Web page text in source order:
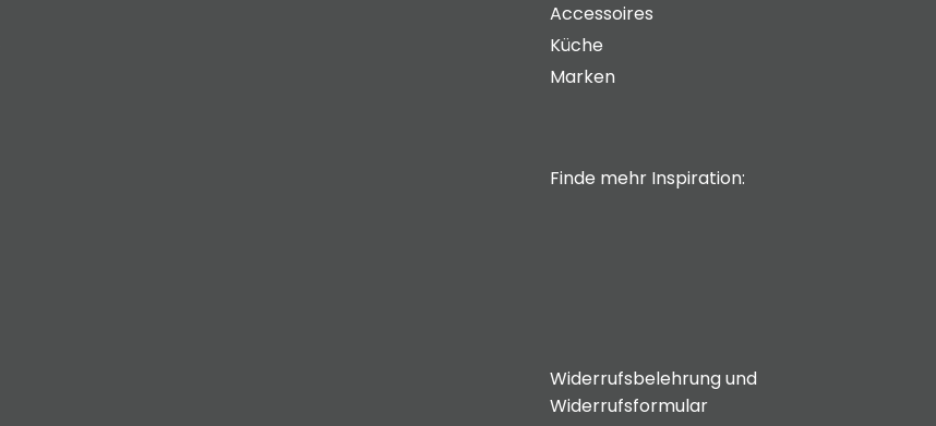
Accessoires
Küche
Marken
Finde mehr Inspiration:
Widerrufsbelehrung und
Widerrufsformular